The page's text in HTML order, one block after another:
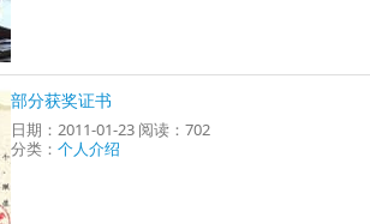
部分获奖证书
日期：2011-01-23 阅读：702
分类：个人介绍